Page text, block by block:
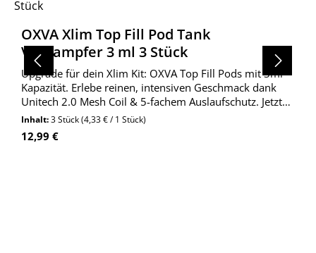
OXVA Xlim Top Fill Pod Tank
Verdampfer 3 ml 3 Stück
Upgrade für dein Xlim Kit: OXVA Top Fill Pods mit 3ml
Kapazität. Erlebe reinen, intensiven Geschmack dank
Unitech 2.0 Mesh Coil & 5-fachem Auslaufschutz. Jetzt
kaufen!
Inhalt:3 Stück(4,33 € / 1 Stück)
Regulärer Preis:
12,99 €